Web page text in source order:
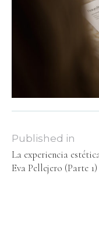
Published in
La experiencia
Eva Pellejero (Parte 1)